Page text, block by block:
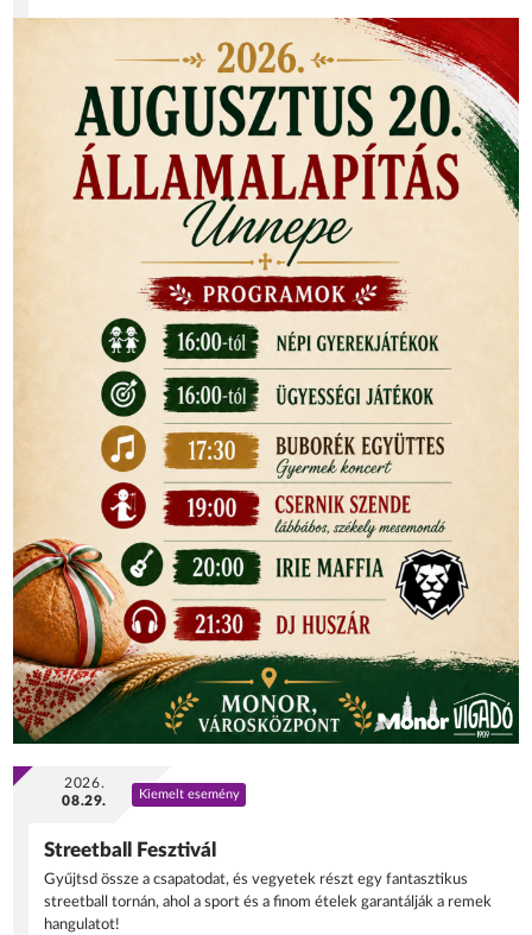
2026.
08.29.
Kiemelt esemény
Streetball Fesztivál
Gyűjtsd össze a csapatodat, és vegyetek részt egy fantasztikus
streetball tornán, ahol a sport és a finom ételek garantálják a remek
hangulatot!